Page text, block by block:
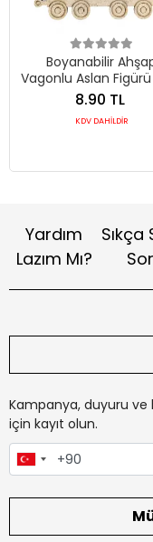
Boyanabilir
Vagonlu Aslan Figürü
cm
8.90 TL
KDV DAHİLDİR
Yardım
Lazım Mı?
Sıkça
Kampanya, duyuru
için kayıt olun.